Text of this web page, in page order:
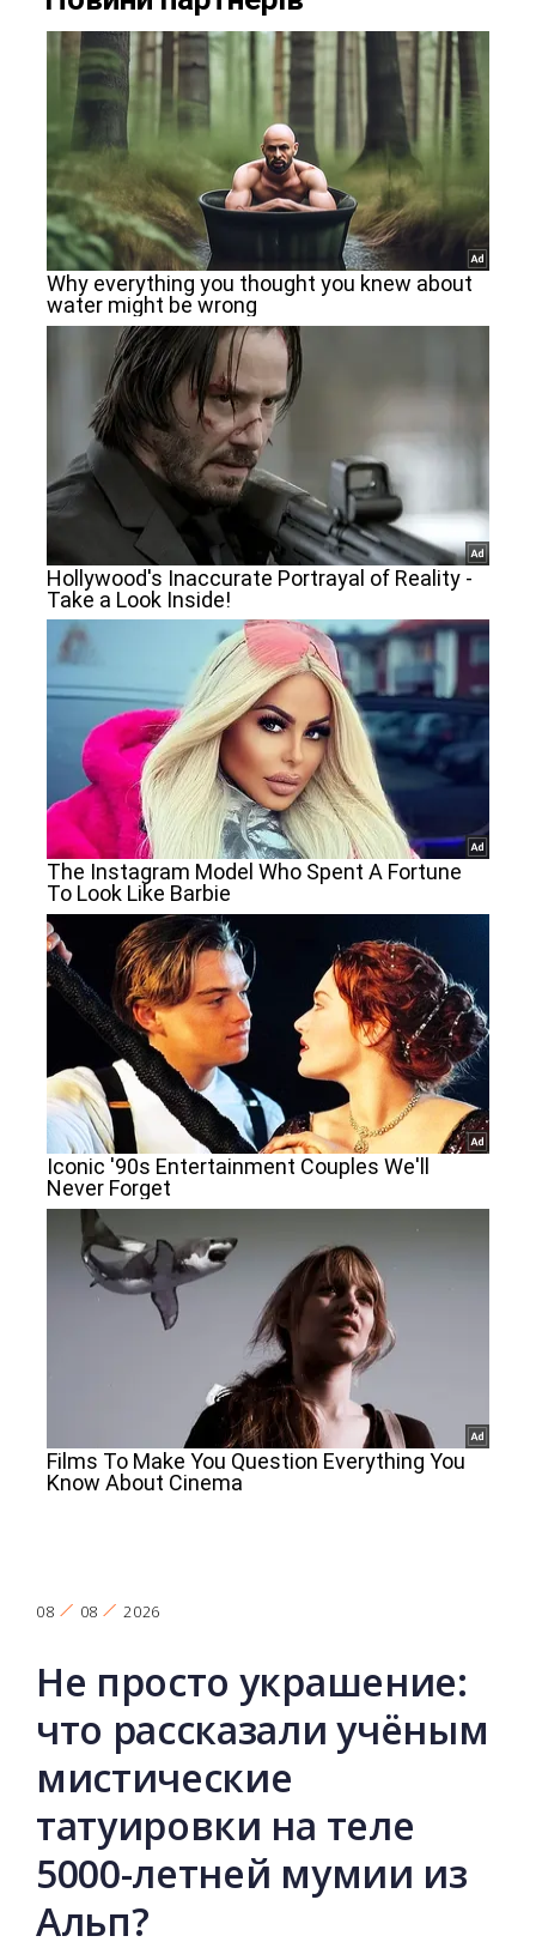
08 08 2026
Не просто украшение:
что рассказали учёным
мистические
татуировки на теле
5000-летней мумии из
Альп?